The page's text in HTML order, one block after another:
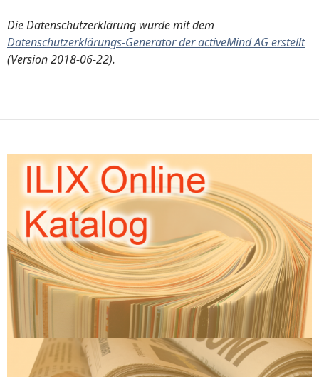
Die Datenschutzerklärung wurde mit dem
Datenschutzerklärungs-Generator der activeMind AG erstellt
(Version 2018-06-22).